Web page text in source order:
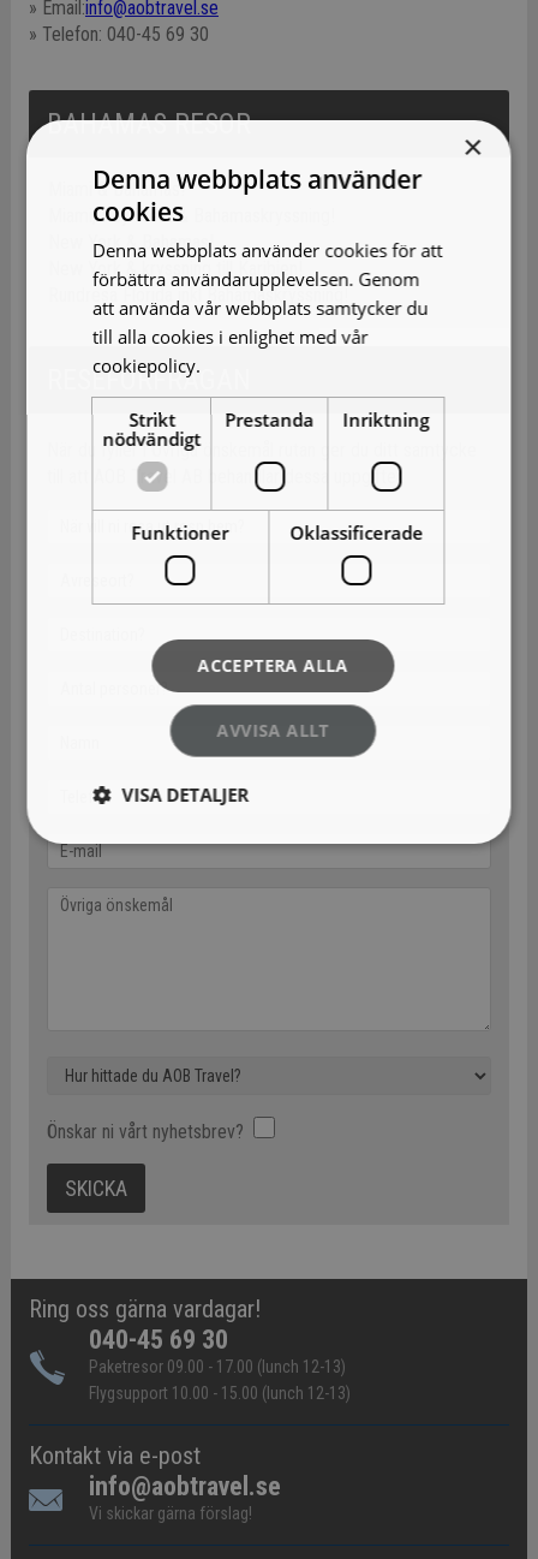
» Email:info@aobtravel.se
» Telefon: 040-45 69 30
BAHAMAS RESOR
Miami & Bahamas!
Miami, Key West & Bahamaskryssning!
New York & Bahamas!
New York & kryssning till Karibien!
Rundresa Florida inkl Bahamaskryssning!
RESEFÖRFRÅGAN
När du fyller i Övriga önskemål rutan ger du ditt samtycke
till att AOB Travel AB behandlar dessa uppgifter.
Önskar ni vårt nyhetsbrev?
Ring oss gärna vardagar!
040-45 69 30
Paketresor 09.00 - 17.00 (lunch 12-13)
Flygsupport 10.00 - 15.00 (lunch 12-13)
Kontakt via e-post
info@aobtravel.se
Vi skickar gärna förslag!
×
Denna webbplats använder
cookies
Denna webbplats använder cookies för att
förbättra användarupplevelsen. Genom
att använda vår webbplats samtycker du
till alla cookies i enlighet med vår
cookiepolicy.
Strikt
nödvändigt
Prestanda Inriktning
Funktioner Oklassificerade
ACCEPTERA ALLA
AVVISA ALLT
VISA DETALJER